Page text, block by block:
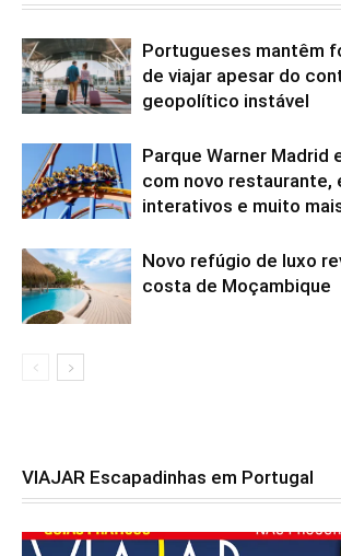
Portugueses mantêm
de viajar apesar do
geopolítico instável
Parque Warner Madrid
com novo restaurante,
interativos e muito
Novo refúgio de luxo
costa de Moçambique
VIAJAR Escapadinhas em Portugal